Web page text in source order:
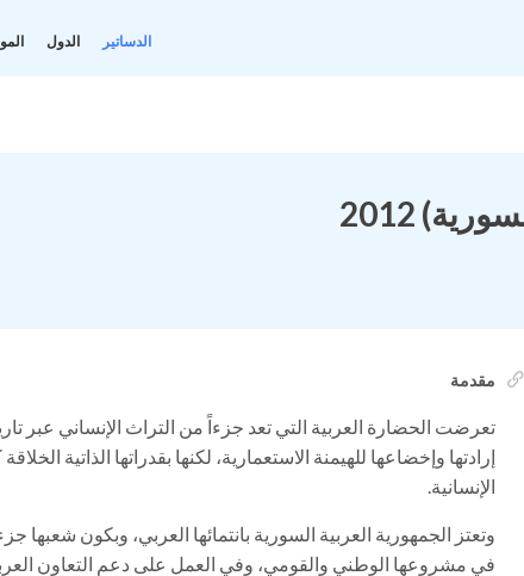
الدساتير الدول
2012
مقدمة
تعرضت الحضارة العربية التي تعد جزءاً من التراث الإنساني عبر
إرادتها وإخضاعها للهيمنة الاستعمارية، لكنها بقدراتها الذاتية
الإنسانية.
وتعتز الجمهورية العربية السورية بانتمائها العربي، وبكون شعبها
في مشروعها الوطني والقومي، وفي العمل على دعم التعاون